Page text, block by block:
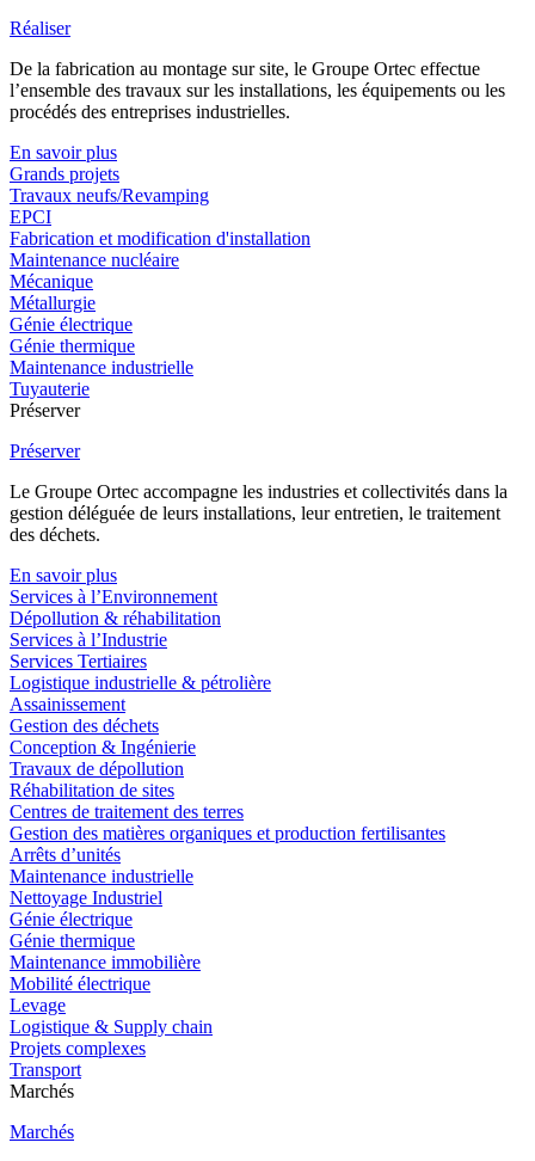
Réaliser
De la fabrication au montage sur site, le Groupe Ortec effectue
l’ensemble des travaux sur les installations, les équipements ou les
procédés des entreprises industrielles.
En savoir plus
Grands projets
Travaux neufs/Revamping
EPCI
Fabrication et modification d'installation
Maintenance nucléaire
Mécanique
Métallurgie
Génie électrique
Génie thermique
Maintenance industrielle
Tuyauterie
Préserver
Préserver
Le Groupe Ortec accompagne les industries et collectivités dans la
gestion déléguée de leurs installations, leur entretien, le traitement
des déchets.
En savoir plus
Services à l’Environnement
Dépollution & réhabilitation
Services à l’Industrie
Services Tertiaires
Logistique industrielle & pétrolière
Assainissement
Gestion des déchets
Conception & Ingénierie
Travaux de dépollution
Réhabilitation de sites
Centres de traitement des terres
Gestion des matières organiques et production fertilisantes
Arrêts d’unités
Maintenance industrielle
Nettoyage Industriel
Génie électrique
Génie thermique
Maintenance immobilière
Mobilité électrique
Levage
Logistique & Supply chain
Projets complexes
Transport
Marchés
Marchés